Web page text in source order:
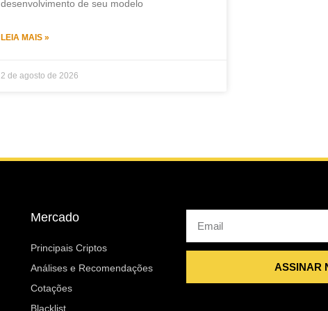
desenvolvimento de seu modelo
LEIA MAIS »
2 de agosto de 2026
Mercado
Principais Criptos
Análises e Recomendações
Cotações
Blacklist
ASSINAR